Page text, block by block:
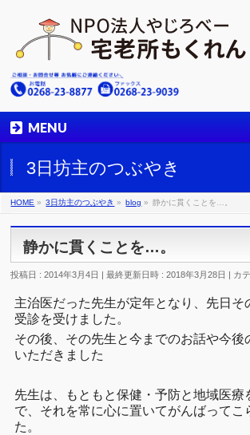
MENU
3日坊主のつぶやき
HOME » 3日坊主のつぶやき » blog » 静かに貫くことを…。
静かに貫くことを…。
投稿日 : 2014年3月4日 最終更新日時 : 2018年3月28日 カ
主治医だった先生が定年となり、先日そ
受診を受けました。
その後、その先生と今までのお話や今後
いただきました
先生は、もともと保健・予防と地域医療
で、それを常に心に置いてがんばってこ
た。